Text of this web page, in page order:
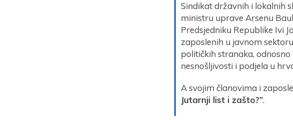
Sindikat državnih i lokalnih
ministru uprave Arsenu
Predsjedniku Republike Ivi
zaposlenih u javnom
političkih stranaka,
nesnošljivosti i podjela u
A svojim članovima i
Jutarnji list i zašto?”.